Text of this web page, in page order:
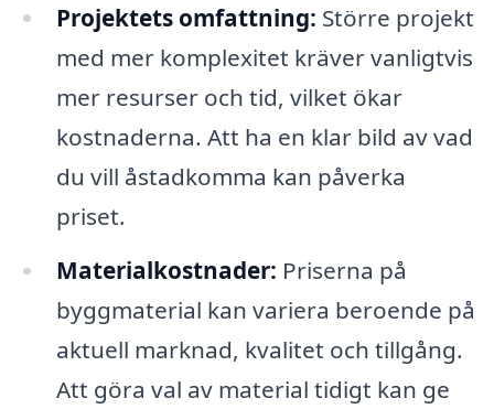
Projektets omfattning: Större projekt
med mer komplexitet kräver vanligtvis
mer resurser och tid, vilket ökar
kostnaderna. Att ha en klar bild av vad
du vill åstadkomma kan påverka
priset.
Materialkostnader: Priserna på
byggmaterial kan variera beroende på
aktuell marknad, kvalitet och tillgång.
Att göra val av material tidigt kan ge